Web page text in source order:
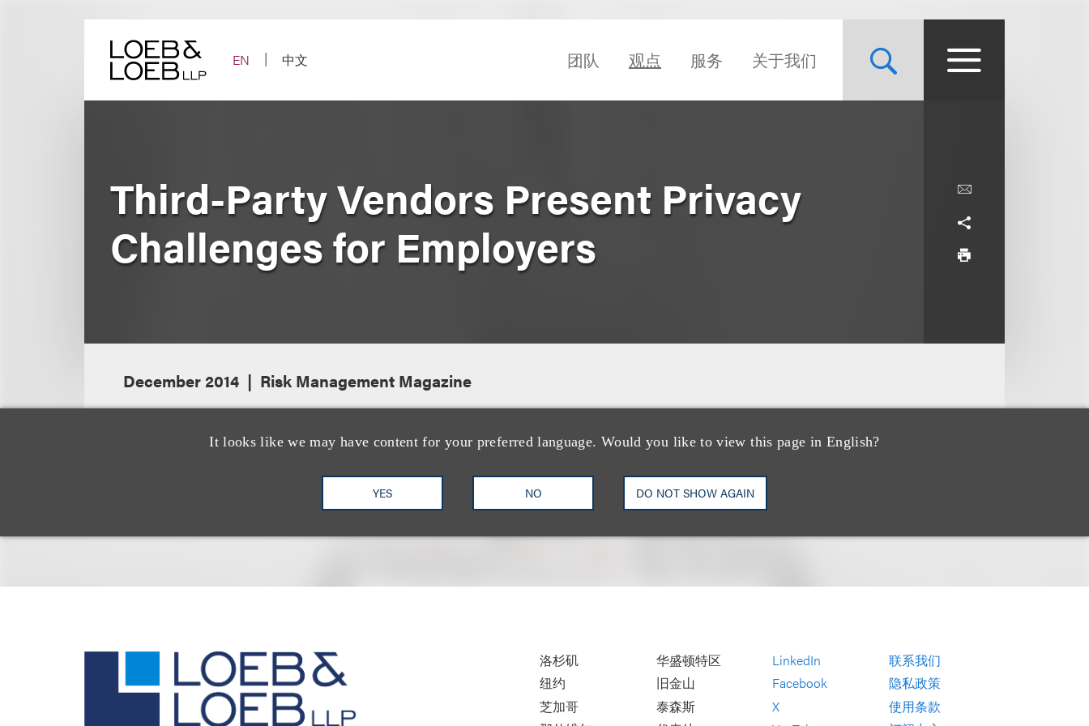
EN
中文 团队 观点 服务 关于我们
It looks like we may have content for your preferred language. Would you like to view this page in English?
YES NO DO NOT SHOW AGAIN
Third-Party Vendors Present Privacy
Challenges for Employers
December 2014 Risk Management Magazine
洛杉矶
纽约
芝加哥
华盛顿特区
旧金山
泰森斯
LinkedIn
Facebook
X
联系我们
隐私政策
使用条款